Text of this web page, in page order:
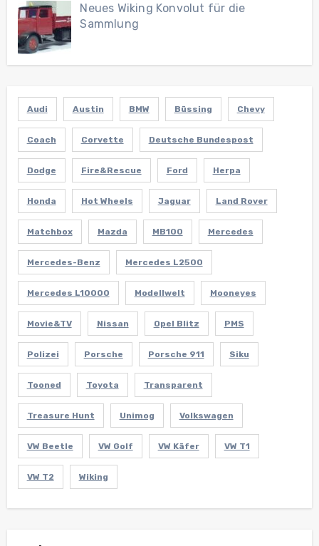
Neues Wiking Konvolut für die
Sammlung
Audi Austin BMW Büssing Chevy
Coach Corvette Deutsche Bundespost
Dodge Fire&Rescue Ford Herpa
Honda Hot Wheels Jaguar Land Rover
Matchbox Mazda MB100 Mercedes
Mercedes-Benz Mercedes L2500
Mercedes L10000 Modellwelt Mooneyes
Movie&TV Nissan Opel Blitz PMS
Polizei Porsche Porsche 911 Siku
Tooned Toyota Transparent
Treasure Hunt Unimog Volkswagen
VW Beetle VW Golf VW Käfer VW T1
VW T2 Wiking